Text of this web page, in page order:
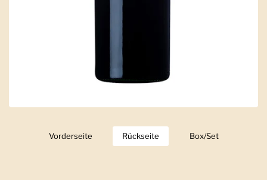
Zeige Folie 1
Vorderseite Zeige Folie 2
Rückseite Zeige Folie 3
Box/Set